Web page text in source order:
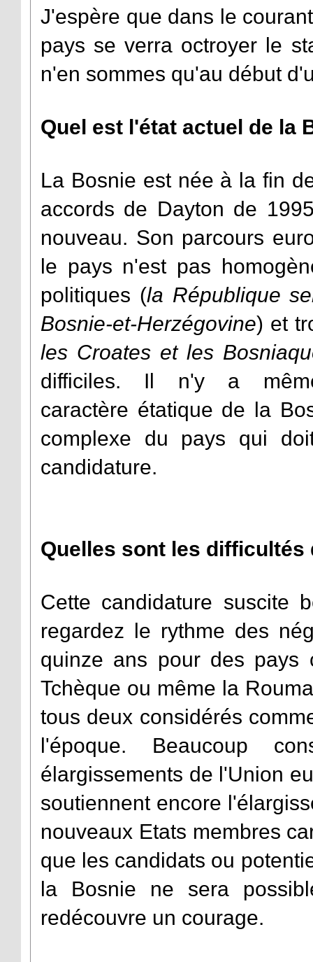
J'espère que dans le
pays se verra octroyer le
n'en sommes qu'au début
Quel est l'état actuel de la
La Bosnie est née à la fin
accords de Dayton de
nouveau. Son parcours
le pays n'est pas
politiques (la République
Bosnie-et-Herzégovine) et
les Croates et les
difficiles. Il n'y a
caractère étatique de la
complexe du pays qui
candidature.
Quelles sont les difficultés
Cette candidature suscite
regardez le rythme des
quinze ans pour des pays
Tchèque ou même la
tous deux considérés
l'époque. Beaucoup
élargissements de l'Union
soutiennent encore
nouveaux Etats membres
que les candidats ou
la Bosnie ne sera
redécouvre un courage.